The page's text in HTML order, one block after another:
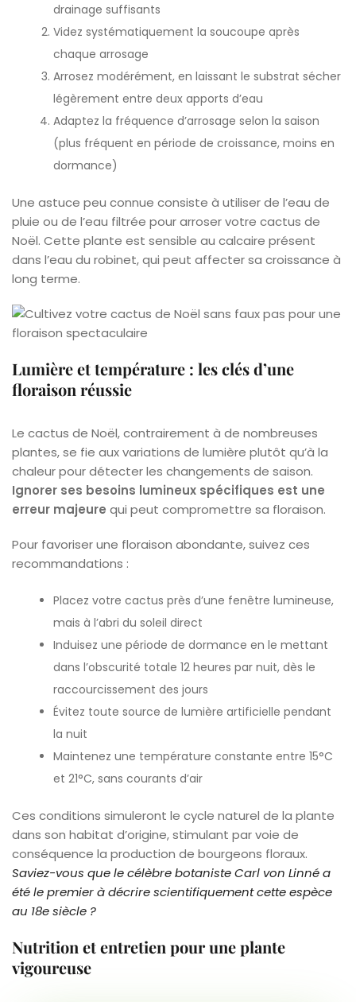
drainage suffisants
Videz systématiquement la soucoupe après
chaque arrosage
Arrosez modérément, en laissant le substrat sécher
légèrement entre deux apports d’eau
Adaptez la fréquence d’arrosage selon la saison
(plus fréquent en période de croissance, moins en
dormance)
Une astuce peu connue consiste à utiliser de l’eau de
pluie ou de l’eau filtrée pour arroser votre cactus de
Noël. Cette plante est sensible au calcaire présent
dans l’eau du robinet, qui peut affecter sa croissance à
long terme.
Lumière et température : les clés d’une
floraison réussie
Le cactus de Noël, contrairement à de nombreuses
plantes, se fie aux variations de lumière plutôt qu’à la
chaleur pour détecter les changements de saison.
Ignorer ses besoins lumineux spécifiques est une
erreur majeure qui peut compromettre sa floraison.
Pour favoriser une floraison abondante, suivez ces
recommandations :
Placez votre cactus près d’une fenêtre lumineuse,
mais à l’abri du soleil direct
Induisez une période de dormance en le mettant
dans l’obscurité totale 12 heures par nuit, dès le
raccourcissement des jours
Évitez toute source de lumière artificielle pendant
la nuit
Maintenez une température constante entre 15°C
et 21°C, sans courants d’air
Ces conditions simuleront le cycle naturel de la plante
dans son habitat d’origine, stimulant par voie de
conséquence la production de bourgeons floraux.
Saviez-vous que le célèbre botaniste Carl von Linné a
été le premier à décrire scientifiquement cette espèce
au 18e siècle ?
Nutrition et entretien pour une plante
vigoureuse